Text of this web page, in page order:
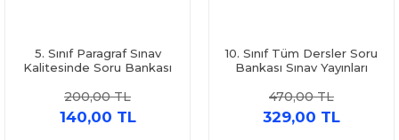
5. Sınıf Paragraf Sınav
Kalitesinde Soru Bankası
200,00 TL
140,00 TL
10. Sınıf Tüm Dersler Soru
Bankası Sınav Yayınları
470,00 TL
329,00 TL